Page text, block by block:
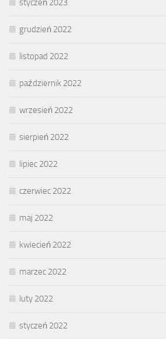
styczeń 2023
grudzień 2022
listopad 2022
październik 2022
wrzesień 2022
sierpień 2022
lipiec 2022
czerwiec 2022
maj 2022
kwiecień 2022
marzec 2022
luty 2022
styczeń 2022